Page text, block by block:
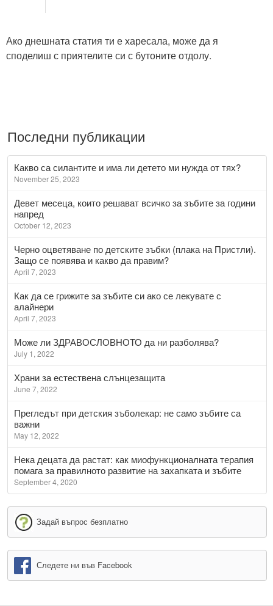
Ако днешната статия ти е харесала, може да я
споделиш с приятелите си с бутоните отдолу.
Последни публикации
Какво са силантите и има ли детето ми нужда от тях?
November 25, 2023
Девет месеца, които решават всичко за зъбите за години
напред
October 12, 2023
Черно оцветяване по детските зъбки (плака на Пристли).
Защо се появява и какво да правим?
April 7, 2023
Как да се грижите за зъбите си ако се лекувате с
алайнери
April 7, 2023
Може ли ЗДРАВОСЛОВНОТО да ни разболява?
July 1, 2022
Храни за естествена слънцезащита
June 7, 2022
Прегледът при детския зъболекар: не само зъбите са
важни
May 12, 2022
Нека децата да растат: как миофункционалната терапия
помага за правилното развитие на захапката и зъбите
September 4, 2020
Задай въпрос безплатно
Следете ни във Facebook